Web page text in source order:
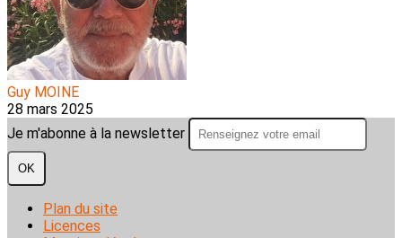
Guy MOINE
28 mars 2025
Je m'abonne à la newsletter
OK
Plan du site
Licences